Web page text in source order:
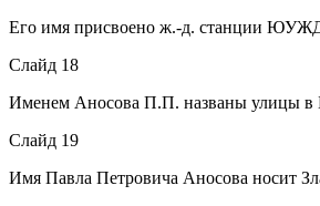
Его имя присвоено ж.-д. станции
Слайд 18
Именем Аносова П.П. названы улицы в
Слайд 19
Имя Павла Петровича Аносова носит